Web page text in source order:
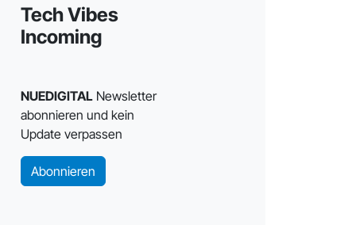
Tech Vibes
Incoming
NUEDIGITALNewsletter
abonnieren und kein
Update verpassen
Abonnieren